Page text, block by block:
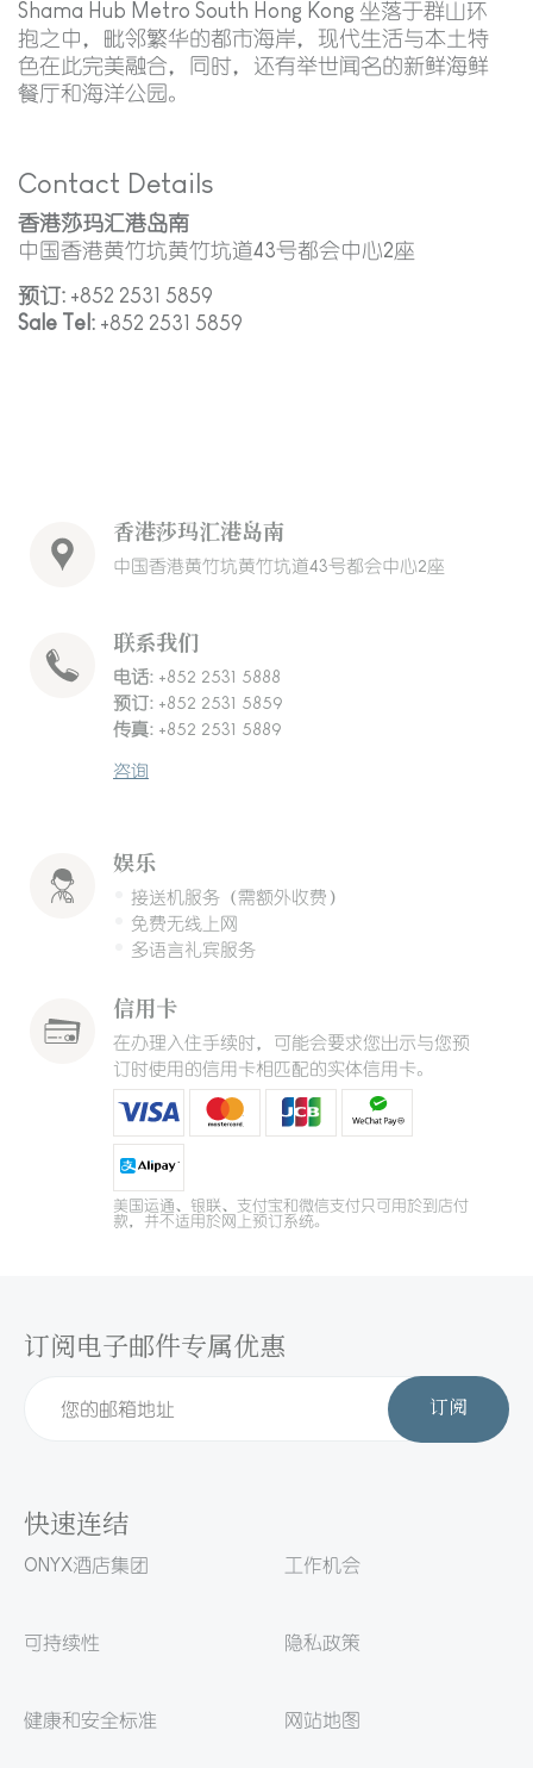
Shama Hub Metro South Hong Kong 坐落于群山环
抱之中，毗邻繁华的都市海岸，现代生活与本土特
色在此完美融合，同时，还有举世闻名的新鲜海鲜
餐厅和海洋公园。
Contact Details
香港莎玛汇港岛南
中国香港黄竹坑黄竹坑道43号都会中心2座
预订: +852 2531 5859
Sale Tel: +852 2531 5859
香港莎玛汇港岛南
中国香港黄竹坑黄竹坑道43号都会中心2座
联系我们
电话: +852 2531 5888
预订: +852 2531 5859
传真: +852 2531 5889
咨询
娱乐
接送机服务（需额外收费）
免费无线上网
多语言礼宾服务
信用卡
在办理入住手续时，可能会要求您出示与您预
订时使用的信用卡相匹配的实体信用卡。
美国运通、银联、支付宝和微信支付只可用於到店付
款，并不适用於网上预订系统。
订阅电子邮件专属优惠
订阅
快速连结
ONYX酒店集团
可持续性
健康和安全标准
工作机会
隐私政策
网站地图